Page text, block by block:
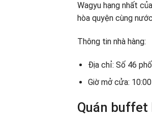
Wagyu hạng nhất
hòa quyện cùng
Thông tin nhà hàng:
Địa chỉ: Số 46
Giờ mở cửa:
Quán buffet